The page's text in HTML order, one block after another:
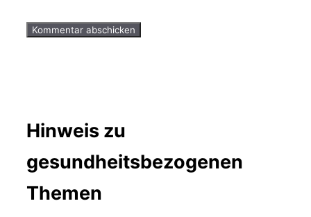
Hinweis zu
gesundheitsbezogenen
Themen